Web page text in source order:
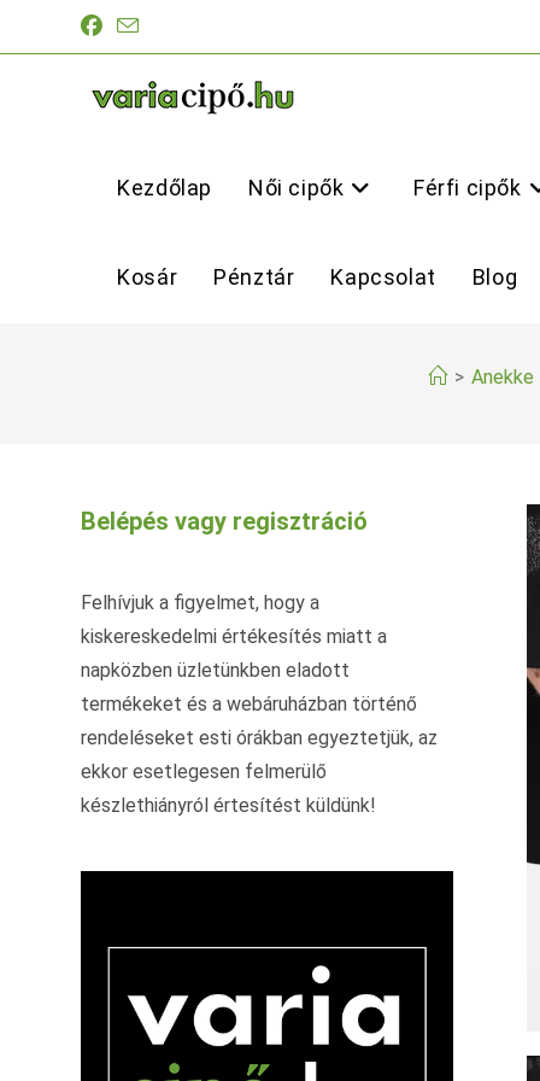
Kezdőlap Női cipők Férfi cipők
Kosár Pénztár Kapcsolat Blog
>
Belépés vagy regisztráció
Felhívjuk a figyelmet, hogy a
kiskereskedelmi értékesítés miatt a
napközben üzletünkben eladott
termékeket és a webáruházban történő
rendeléseket esti órákban egyeztetjük, az
ekkor esetlegesen felmerülő
készlethiányról értesítést küldünk!